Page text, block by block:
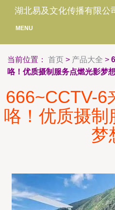
湖北易及文化传播有限公
MENU
当前位置： 首页 > 产品大全 >
咯！优质摄制服务点燃光影梦想
666~CCTV-6
咯！优质摄制
梦